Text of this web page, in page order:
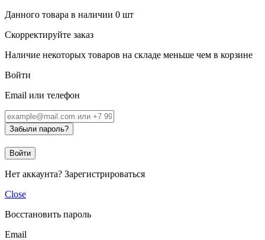
Данного товара в наличии 0 шт
Скорректируйте заказ
Наличие некоторых товаров на складе меньше чем в корзине
Войти
Email или телефон
Забыли пароль?
Войти
Нет аккаунта? Зарегистрироваться
Close
Восстановить пароль
Email